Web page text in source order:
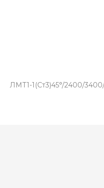
ЛМТ1-1(Ст3)45°/2400/